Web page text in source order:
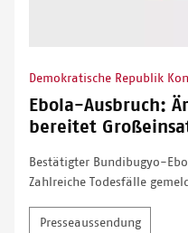
Demokratische Republik
Ebola-Ausbruch:
bereitet
Bestätigter Bundibugyo-
Zahlreiche Todesfälle
Presseaussendung